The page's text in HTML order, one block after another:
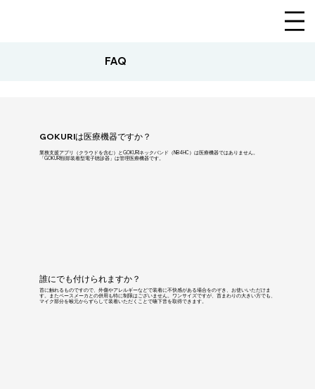
GOKURIは医療機器ですか？
業務支援アプリ（クラウドを含む）とGOKURIネックバンド（NB4HC）は医療機器ではありません。
「GOKURI頸部装着型電子聴診器」は管理医療機器です。
誰にでも付けられますか？
首に触れるものですので、外傷やアレルギーなどで装着に不快感がある場合をのぞき、お使いいただけま
す。またペースメーカとの併用も特に制限はございません。ワンサイズですが、首まわりの大きい方でも、
マイク部分を喉元からずらして装着いただくことで嚥下音を取得できます。
FAQ